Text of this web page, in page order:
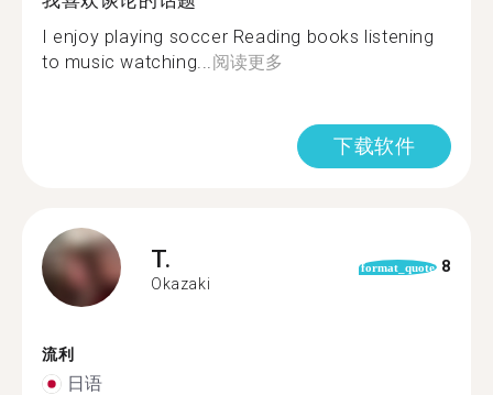
I enjoy playing soccer Reading books listening
to music watching... 阅读更多
下载软件
T.
Okazaki
format_quote 8
流利
日语